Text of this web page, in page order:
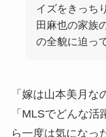
イズをきっち
田麻也の家族
の全貌に迫っ
「嫁は山本美月な
「MLSでどんな
ら一度は気になっ